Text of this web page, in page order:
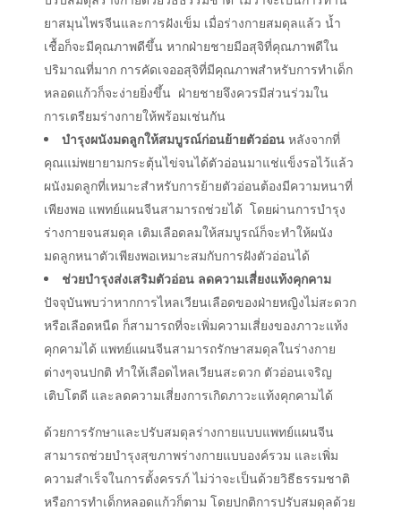
ยาสมุนไพรจีนและการฝังเข็ม เมื่อร่างกายสมดุลแล้ว น้ำ
เชื้อก็จะมีคุณภาพดีขึ้น หากฝ่ายชายมีอสุจิที่คุณภาพดีใน
ปริมาณที่มาก การคัดเจออสุจิที่มีคุณภาพสำหรับการทำเด็ก
หลอดแก้วก็จะง่ายยิ่งขึ้น ฝ่ายชายจึงควรมีส่วนร่วมใน
การเตรียมร่างกายให้พร้อมเช่นกัน
บำรุงผนังมดลูกให้สมบูรณ์ก่อนย้ายตัวอ่อน หลังจากที่
คุณแม่พยายามกระตุ้นไข่จนได้ตัวอ่อนมาแช่แข็งรอไว้แล้ว
ผนังมดลูกที่เหมาะสำหรับการย้ายตัวอ่อนต้องมีความหนาที่
เพียงพอ แพทย์แผนจีนสามารถช่วยได้ โดยผ่านการบำรุง
ร่างกายจนสมดุล เติมเลือดลมให้สมบูรณ์ก็จะทำให้ผนัง
มดลูกหนาตัวเพียงพอเหมาะสมกับการฝังตัวอ่อนได้
ช่วยบำรุงส่งเสริมตัวอ่อน ลดความเสี่ยงแท้งคุกคาม
ปัจจุบันพบว่าหากการไหลเวียนเลือดของฝ่ายหญิงไม่สะดวก
หรือเลือดหนืด ก็สามารถที่จะเพิ่มความเสี่ยงของภาวะแท้ง
คุกคามได้ แพทย์แผนจีนสามารถรักษาสมดุลในร่างกาย
ต่างๆจนปกติ ทำให้เลือดไหลเวียนสะดวก ตัวอ่อนเจริญ
เติบโตดี และลดความเสี่ยงการเกิดภาวะแท้งคุกคามได้
ด้วยการรักษาและปรับสมดุลร่างกายแบบแพทย์แผนจีน
สามารถช่วยบำรุงสุขภาพร่างกายแบบองค์รวม และเพิ่ม
ความสำเร็จในการตั้งครรภ์ไม่ว่าจะเป็นด้วยวิธีธรรมชาติ
หรือการทำเด็กหลอดแก้วก็ตาม โดยปกติการปรับสมดุลด้วย